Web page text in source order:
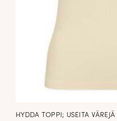
HYDDA TOPPI; USEITA VÄREJÄ